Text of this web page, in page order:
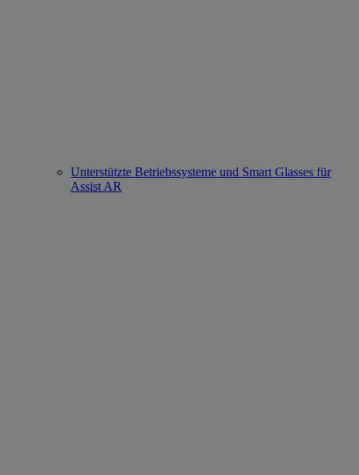
Unterstützte Betriebssysteme und Smart Glasses für
Assist AR